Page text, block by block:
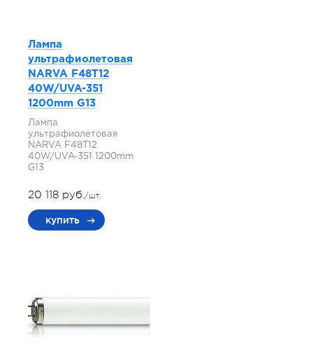
Лампа
ультрафиолетовая
NARVA F48T12
40W/UVA-351
1200mm G13
Лампа
ультрафиолетовая
NARVA F48T12
40W/UVA-351 1200mm
G13
20 118 руб./шт.
купить